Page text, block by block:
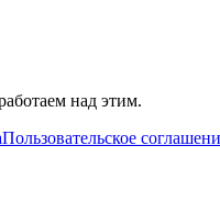
над этим.
Пользовательское